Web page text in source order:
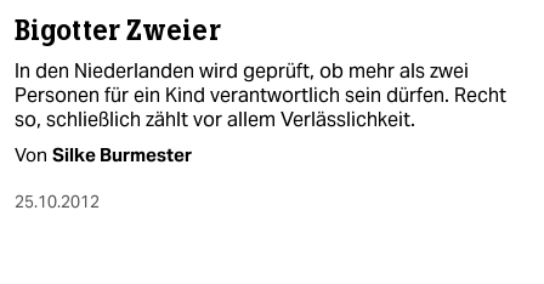
Bigotter Zweier
In den Niederlanden wird geprüft, ob mehr als zwei
Personen für ein Kind verantwortlich sein dürfen. Recht
so, schließlich zählt vor allem Verlässlichkeit.
Von Silke Burmester
25.10.2012